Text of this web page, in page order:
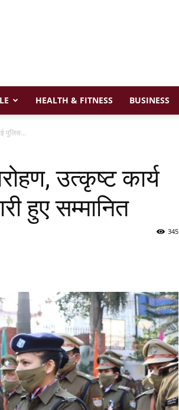
HEALTH & FITNESS BUSINESS
पुलिस...
उत्कृष्ट कार्य
हुए सम्मानित
345